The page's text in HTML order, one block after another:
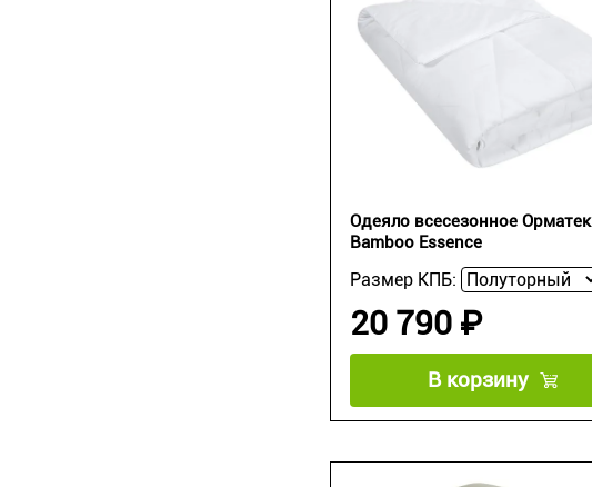
Одеяло всесезонное Орматек
Bamboo Essence
Размер КПБ:
20 790 ₽
В корзину